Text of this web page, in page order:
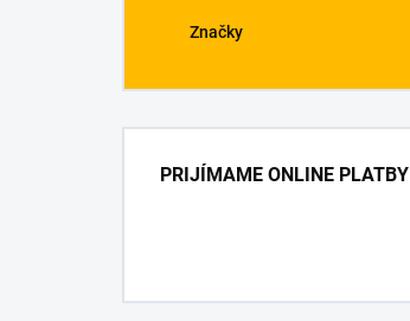
Značky
PRIJÍMAME ONLINE PLATBY